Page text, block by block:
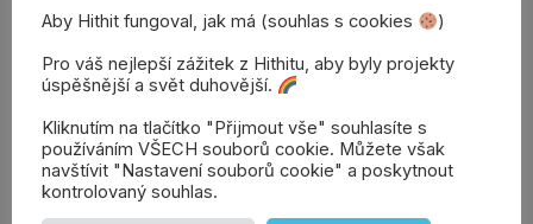
Přidat
Denisa | Věrozvěst
Aby Hithit fungoval, jak má (souhlas s cookies
)
Pro váš nejlepší zážitek z Hithitu, aby byly projekty
úspěšnější a svět duhovější.
Kliknutím na tlačítko "Přijmout vše" souhlasíte s
používáním VŠECH souborů cookie. Můžete však
navštívit "Nastavení souborů cookie" a poskytnout
kontrolovaný souhlas.